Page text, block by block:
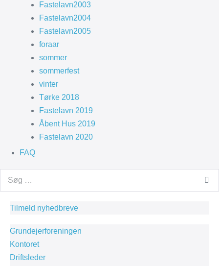
Fastelavn2003
Fastelavn2004
Fastelavn2005
foraar
sommer
sommerfest
vinter
Tørke 2018
Fastelavn 2019
Åbent Hus 2019
Fastelavn 2020
FAQ
Search
Tilmeld nyhedbreve
Grundejerforeningen
Kontoret
Driftsleder